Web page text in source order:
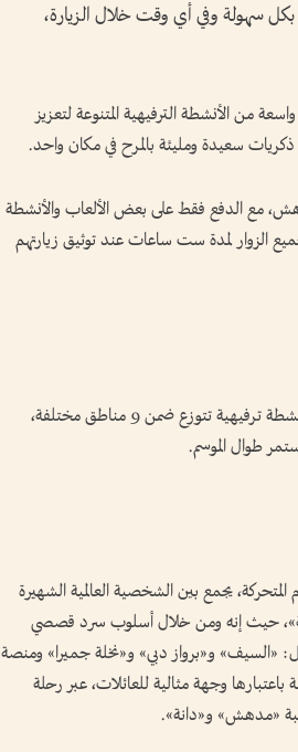
سهولة وفي أي وقت خلال الزيارة،
من الأنشطة الترفيهية المتنوعة لتعزيز
ذكريات سعيدة ومليئة بالمرح في مكان واحد.
مع الدفع فقط على بعض الألعاب والأنشطة
الزوار لمدة ست ساعات عند توثيق زيارتهم
ويضم «عالم مدهش» هذا العام أكثر من 103 ألعاب، إلى جانب أنشطة ترفيهية تتوزع ضمن 9 مناطق مختلفة،
يجمع بين الشخصية العالمية الشهيرة
حيث إنه ومن خلال أسلوب سرد قصصي
«السيف» و«برواز دبي» و«نخلة جميرا» ومنصة
وجهة مثالية للعائلات، عبر رحلة
«مدهش» و«دانة».